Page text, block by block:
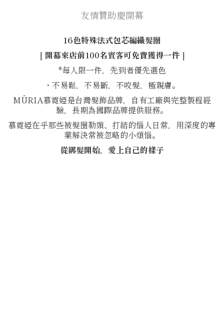
友情贊助慶開幕
16色特殊法式包芯編織髮圈
｜開幕來店前100名賓客可免費獲得一件｜
*每人限一件，先到者優先選色
・不易鬆，不易斷，不咬髮，極親膚。
MÛRIA慕霓婭是台灣髮飾品牌，自有工廠與完整製程經
驗，長期為國際品牌提供服務。
慕霓婭在乎那些被髮圈勒頭、打結的惱人日常，用深度的專
業解決常被忽略的小煩惱。
從綁髮開始，愛上自己的樣子